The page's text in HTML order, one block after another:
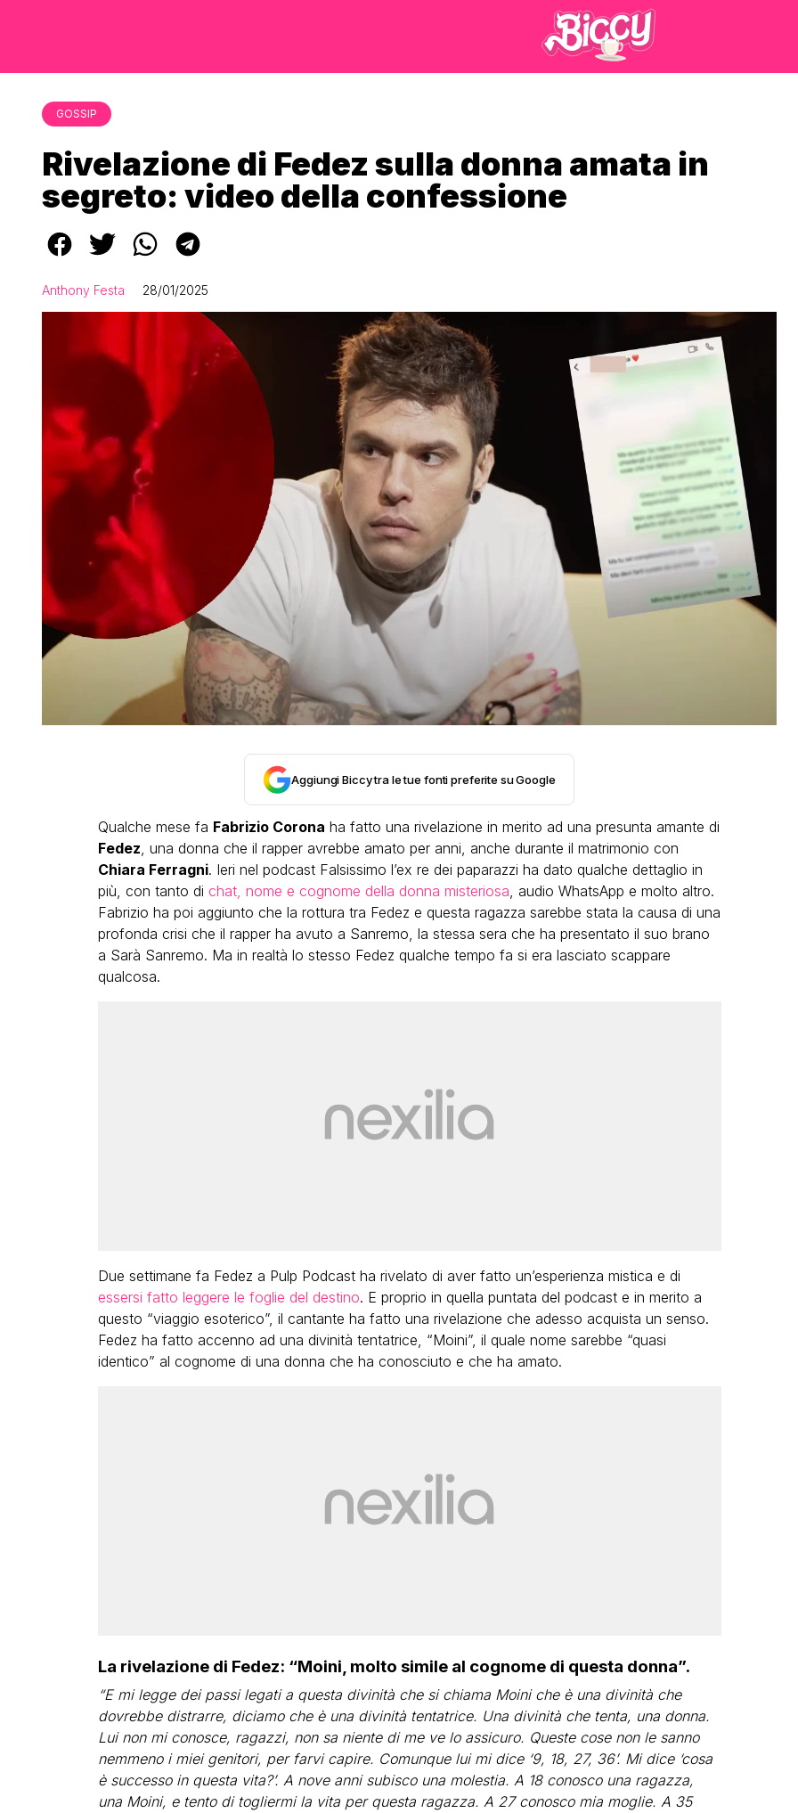
GOSSIP
Rivelazione di Fedez sulla donna amata in
segreto: video della confessione
Anthony Festa 28/01/2025
Aggiungi Biccy tra le tue fonti preferite su Google
Qualche mese fa Fabrizio Corona ha fatto una rivelazione in merito ad una presunta amante di
Fedez, una donna che il rapper avrebbe amato per anni, anche durante il matrimonio con
Chiara Ferragni. Ieri nel podcast Falsissimo l’ex re dei paparazzi ha dato qualche dettaglio in
più, con tanto di chat, nome e cognome della donna misteriosa, audio WhatsApp e molto altro.
Fabrizio ha poi aggiunto che la rottura tra Fedez e questa ragazza sarebbe stata la causa di una
profonda crisi che il rapper ha avuto a Sanremo, la stessa sera che ha presentato il suo brano
a Sarà Sanremo. Ma in realtà lo stesso Fedez qualche tempo fa si era lasciato scappare
qualcosa.
Due settimane fa Fedez a Pulp Podcast ha rivelato di aver fatto un’esperienza mistica e di
essersi fatto leggere le foglie del destino. E proprio in quella puntata del podcast e in merito a
questo “viaggio esoterico”, il cantante ha fatto una rivelazione che adesso acquista un senso.
Fedez ha fatto accenno ad una divinità tentatrice, “Moini”, il quale nome sarebbe “quasi
identico” al cognome di una donna che ha conosciuto e che ha amato.
La rivelazione di Fedez: “Moini, molto simile al cognome di questa donna”.
“E mi legge dei passi legati a questa divinità che si chiama Moini che è una divinità che
dovrebbe distrarre, diciamo che è una divinità tentatrice. Una divinità che tenta, una donna.
Lui non mi conosce, ragazzi, non sa niente di me ve lo assicuro. Queste cose non le sanno
nemmeno i miei genitori, per farvi capire. Comunque lui mi dice ‘9, 18, 27, 36’. Mi dice ‘cosa
è successo in questa vita?’. A nove anni subisco una molestia. A 18 conosco una ragazza,
una Moini, e tento di togliermi la vita per questa ragazza. A 27 conosco mia moglie. A 35